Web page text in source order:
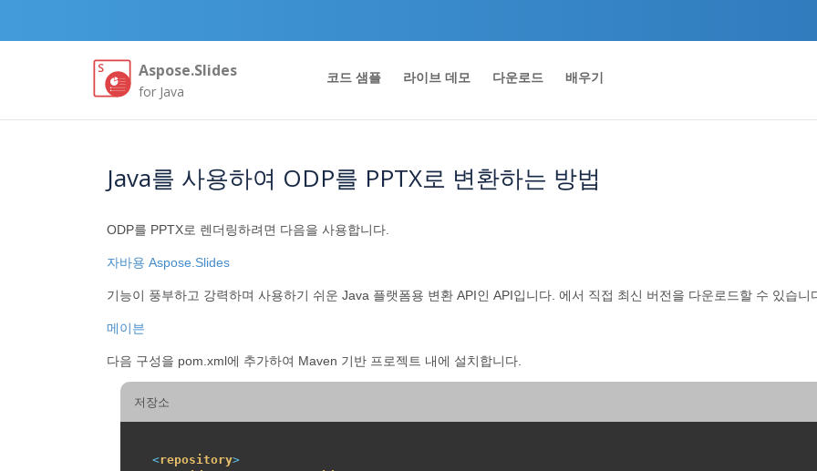
Aspose.Slides
for Java
코드 샘플 라이브 데모 다운로드 배우기
Java를 사용하여 ODP를 PPTX로 변환하는 방법
ODP를 PPTX로 렌더링하려면 다음을 사용합니다.
자바용 Aspose.Slides
기능이 풍부하고 강력하며 사용하기 쉬운 Java 플랫폼용 변환 API인 API입니다. 에서 직접 최신 버전을 다운로드할 수 있습니
메이븐
다음 구성을 pom.xml에 추가하여 Maven 기반 프로젝트 내에 설치합니다.
저장소
<repository>